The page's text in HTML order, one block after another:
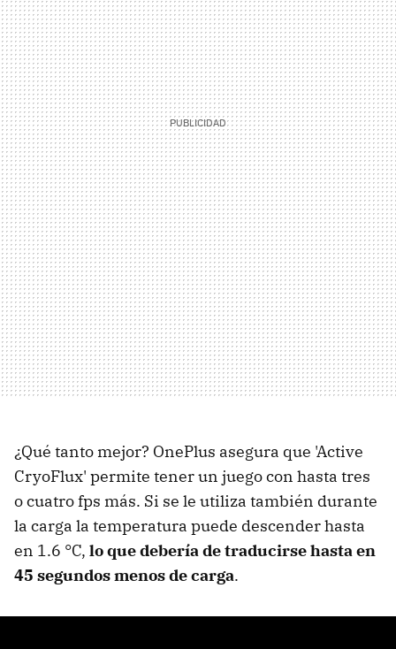
¿Qué tanto mejor? OnePlus asegura que 'Active
CryoFlux' permite tener un juego con hasta tres
o cuatro fps más. Si se le utiliza también durante
la carga la temperatura puede descender hasta
en 1.6 °C, lo que debería de traducirse hasta en
45 segundos menos de carga.